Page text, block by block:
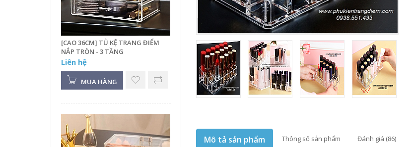
Mô tả sản phẩm Thông số sản phẩm Đánh giá (86)
[CAO 36CM] TỦ KỆ TRANG ĐIỂM
NẮP TRÒN - 3 TẦNG
Liên hệ
MUA HÀNG